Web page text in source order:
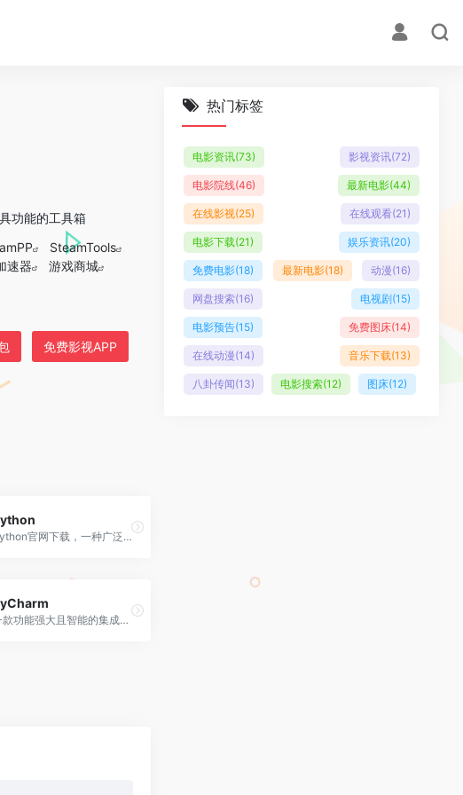
功能的工具箱
SteamTools
速器 游戏商城
免费影视APP
Python官网下载，一种广泛使用的高级编程语言，它被广泛用于网站开发、数据分析、人工智能等多个领域
一款功能强大且智能的集成开发环境（IDE），专为 Python 开发者设计
热门标签
电影资讯(73) 影视资讯(72)
电影院线(46) 最新电影(44)
在线影视(25) 在线观看(21)
电影下载(21) 娱乐资讯(20)
免费电影(18) 最新电影(18) 动漫(16)
网盘搜索(16) 电视剧(15)
电影预告(15) 免费图床(14)
在线动漫(14) 音乐下载(13)
八卦传闻(13) 电影搜索(12) 图床(12)